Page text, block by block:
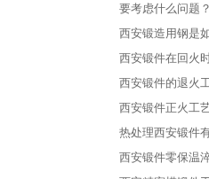
要考虑什么问题？
西安锻造用钢是
西安锻件在回火
西安锻件的退火
西安锻件正火工
热处理西安锻件
西安锻件零保温